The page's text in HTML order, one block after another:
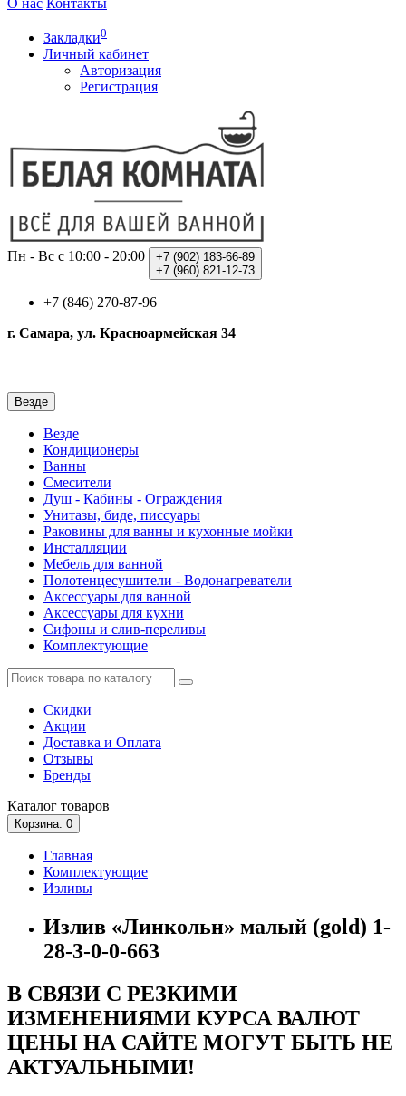
О нас Контакты
Закладки0
Личный кабинет
Авторизация
Регистрация
Пн - Вс с 10:00 - 20:00 +7 (902) 183-66-89
+7 (960) 821-12-73
+7 (846) 270-87-96
г. Самара, ул. Красноармейская 34
Везде
Везде
Кондиционеры
Ванны
Смесители
Душ - Кабины - Ограждения
Унитазы, биде, писсуары
Раковины для ванны и кухонные мойки
Инсталляции
Мебель для ванной
Полотенцесушители - Водонагреватели
Аксессуары для ванной
Аксессуары для кухни
Сифоны и слив-переливы
Комплектующие
Скидки
Акции
Доставка и Оплата
Отзывы
Бренды
Каталог товаров
Корзина: 0
Главная
Комплектующие
Изливы
Излив «Линкольн» малый (gold) 1-
28-3-0-0-663
В СВЯЗИ С РЕЗКИМИ
ИЗМЕНЕНИЯМИ КУРСА ВАЛЮТ
ЦЕНЫ НА САЙТЕ МОГУТ БЫТЬ НЕ
АКТУАЛЬНЫМИ!